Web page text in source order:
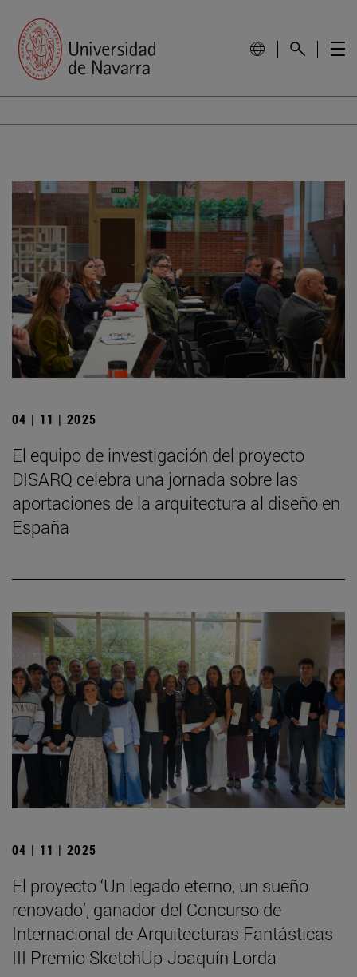
04 | 11 | 2025
El equipo de investigación del proyecto
DISARQ celebra una jornada sobre las
aportaciones de la arquitectura al diseño en
España
04 | 11 | 2025
El proyecto ‘Un legado eterno, un sueño
renovado’, ganador del Concurso de
Internacional de Arquitecturas Fantásticas
III Premio SketchUp-Joaquín Lorda